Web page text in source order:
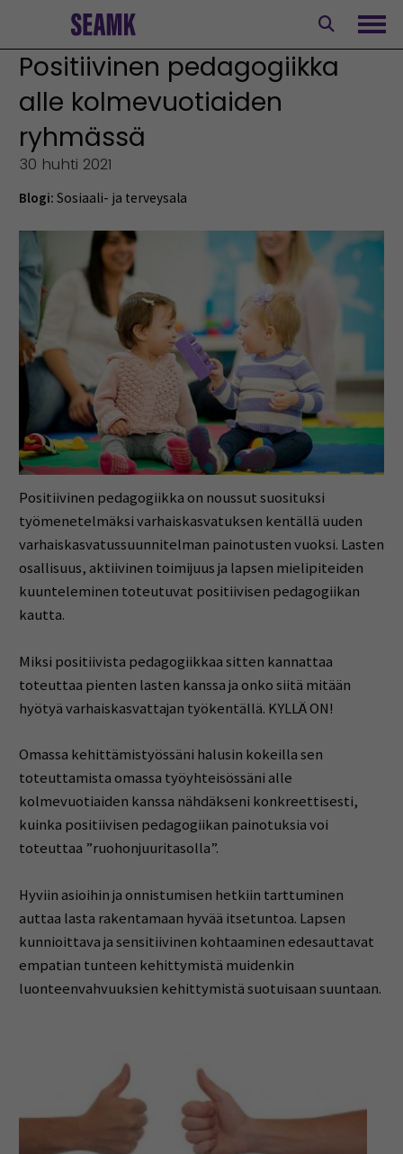
Positiivinen pedagogiikka
alle kolmevuotiaiden
ryhmässä
30 huhti 2021
Blogi: Sosiaali- ja terveysala
Positiivinen pedagogiikka on noussut suosituksi
työmenetelmäksi varhaiskasvatuksen kentällä uuden
varhaiskasvatussuunnitelman painotusten vuoksi. Lasten
osallisuus, aktiivinen toimijuus ja lapsen mielipiteiden
kuunteleminen toteutuvat positiivisen pedagogiikan
kautta.
Miksi positiivista pedagogiikkaa sitten kannattaa
toteuttaa pienten lasten kanssa ja onko siitä mitään
hyötyä varhaiskasvattajan työkentällä. KYLLÄ ON!
Omassa kehittämistyössäni halusin kokeilla sen
toteuttamista omassa työyhteisössäni alle
kolmevuotiaiden kanssa nähdäkseni konkreettisesti,
kuinka positiivisen pedagogiikan painotuksia voi
toteuttaa ”ruohonjuuritasolla”.
Hyviin asioihin ja onnistumisen hetkiin tarttuminen
auttaa lasta rakentamaan hyvää itsetuntoa. Lapsen
kunnioittava ja sensitiivinen kohtaaminen edesauttavat
empatian tunteen kehittymistä muidenkin
luonteenvahvuuksien kehittymistä suotuisaan suuntaan.